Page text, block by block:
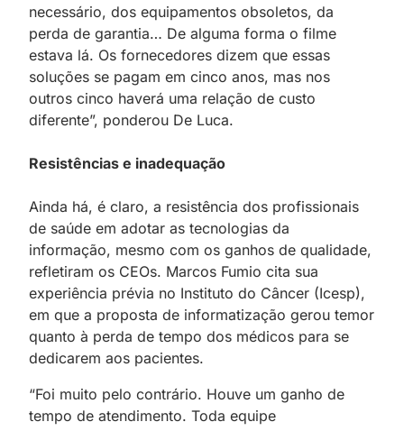
necessário, dos equipamentos obsoletos, da
perda de garantia… De alguma forma o filme
estava lá. Os fornecedores dizem que essas
soluções se pagam em cinco anos, mas nos
outros cinco haverá uma relação de custo
diferente”, ponderou De Luca.
Resistências e inadequação
Ainda há, é claro, a resistência dos profissionais
de saúde em adotar as tecnologias da
informação, mesmo com os ganhos de qualidade,
refletiram os CEOs. Marcos Fumio cita sua
experiência prévia no Instituto do Câncer (Icesp),
em que a proposta de informatização gerou temor
quanto à perda de tempo dos médicos para se
dedicarem aos pacientes.
“Foi muito pelo contrário. Houve um ganho de
tempo de atendimento. Toda equipe